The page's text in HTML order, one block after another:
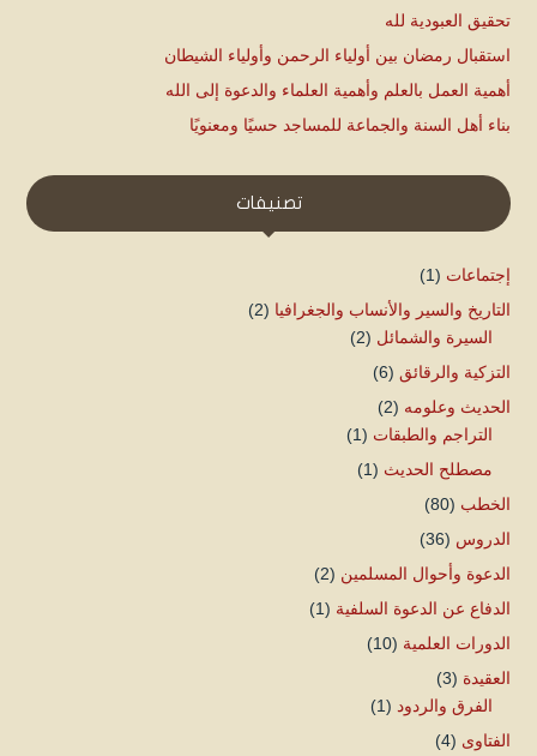
تحقيق العبودية لله
استقبال رمضان بين أولياء الرحمن وأولياء الشيطان
أهمية العمل بالعلم وأهمية العلماء والدعوة إلى الله
بناء أهل السنة والجماعة للمساجد حسيًا ومعنويًا
تصنيفات
إجتماعات (1)
التاريخ والسير والأنساب والجغرافيا (2)
السيرة والشمائل (2)
التزكية والرقائق (6)
الحديث وعلومه (2)
التراجم والطبقات (1)
مصطلح الحديث (1)
الخطب (80)
الدروس (36)
الدعوة وأحوال المسلمين (2)
الدفاع عن الدعوة السلفية (1)
الدورات العلمية (10)
العقيدة (3)
الفرق والردود (1)
الفتاوى (4)